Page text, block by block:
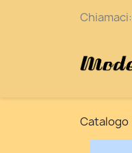
Chiamaci:
Catalogo